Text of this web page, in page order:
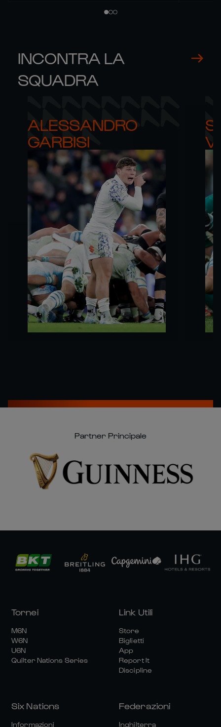
INCONTRA LA
SQUADRA
ALESSANDRO
GARBISI
Partner Principale
Tornei
M6N
W6N
U6N
Quilter Nations Series
Link Utili
Store
Biglietti
App
Report It
Discipline
Six Nations
Informazioni
Federazioni
Inghilterra